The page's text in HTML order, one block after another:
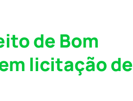
de Bom
licitação de